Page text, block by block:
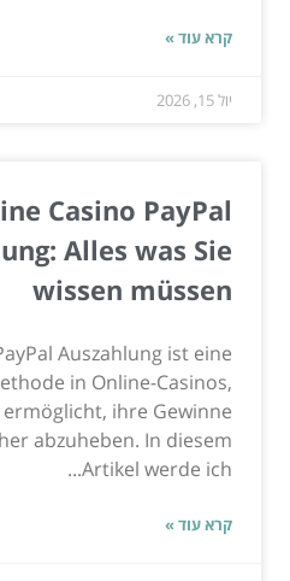
קרא עוד »
יול 15, 2026
Casino PayPal
Alles was Sie
wissen müssen
Auszahlung ist eine
in Online-Casinos,
ihre Gewinne
abzuheben. In diesem
Artikel werde ich...
קרא עוד »